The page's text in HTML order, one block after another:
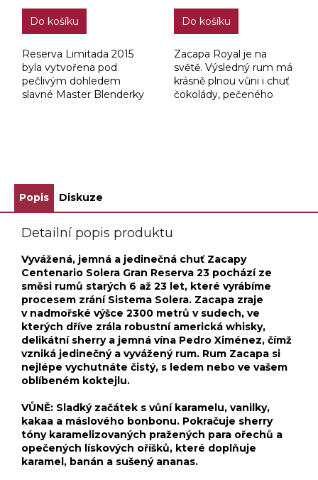
Do košíku
Reserva Limitada 2015
byla vytvořena pod
pečlivým dohledem
slavné Master Blenderky
Do košíku
Zacapa Royal je na
světě. Výsledný rum má
krásně plnou vůni i chuť
čokolády, pečeného
Popis Diskuze
Detailní popis produktu
Vyvážená, jemná a jedinečná chuť Zacapy
Centenario Solera Gran Reserva 23 pochází ze
směsi rumů starých 6 až 23 let, které vyrábíme
procesem zrání Sistema Solera. Zacapa zraje
v nadmořské výšce 2300 metrů v sudech, ve
kterých dříve zrála robustní americká whisky,
delikátní sherry a jemná vína Pedro Ximénez, čímž
vzniká jedinečný a vyvážený rum. Rum Zacapa si
nejlépe vychutnáte čistý, s ledem nebo ve vašem
oblíbeném koktejlu.
VŮNĚ: Sladký začátek s vůní karamelu, vanilky,
kakaa a máslového bonbonu. Pokračuje sherry
tóny karamelizovaných pražených para ořechů a
opečených lískových oříšků, které doplňuje
karamel, banán a sušený ananas.